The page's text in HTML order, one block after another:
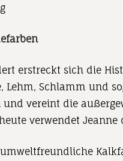
erstreckt sich die
Schlamm und
vereint die
verwendet
umweltfreundliche